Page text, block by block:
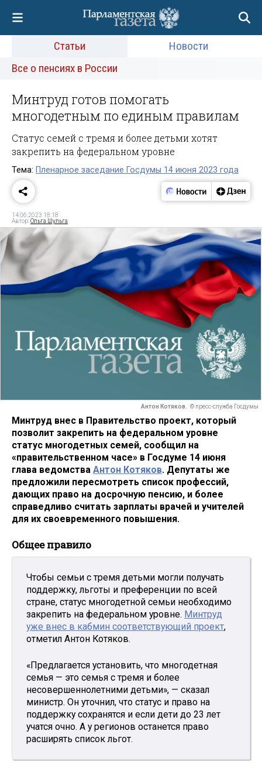
Статьи
Новости
Все о пенсиях в России
Минтруд готов помогать
многодетным по единым правилам
Статус семей с тремя и более детьми хотят
закрепить на федеральном уровне
Тема: Пленарное заседание Госдумы 14 июня 2023 года
14.06.2023 18:18
Автор:Ольга Шульга
Антон Котяков. © пресс-служба Госдумы
Минтруд внес в Правительство проект, который
позволит закрепить на федеральном уровне
статус многодетных семей, сообщил на
«правительственном часе» в Госдуме 14 июня
глава ведомства Антон Котяков. Депутаты же
предложили пересмотреть список профессий,
дающих право на досрочную пенсию, и более
справедливо считать зарплаты врачей и учителей
для их своевременного повышения.
Общее правило
Чтобы семьи с тремя детьми могли получать
поддержку, льготы и преференции по всей
стране, статус многодетной семьи необходимо
закрепить на федеральном уровне. Минтруд
уже внес в кабмин соответствующий проект,
отметил Антон Котяков.
«Предлагается установить, что многодетная
семья — это семья с тремя и более
несовершеннолетними детьми», — сказал
министр. Он уточнил, что статус и право на
поддержку сохранятся и если дети до 23 лет
учатся очно. А у регионов останется право
расширять список льгот.